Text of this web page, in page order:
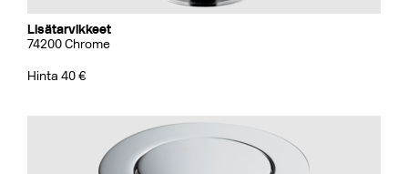
Lisätarvikkeet
74200 Chrome
Hinta 40 €